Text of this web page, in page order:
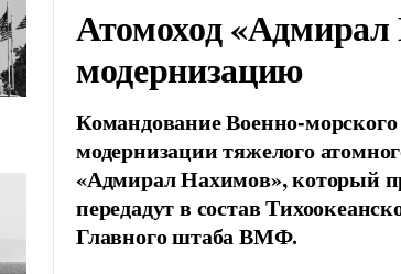
Атомоход
модернизацию
Командование Военно-
модернизации тяжелого
«Адмирал Нахимов», который
передадут в состав
Главного штаба ВМФ.